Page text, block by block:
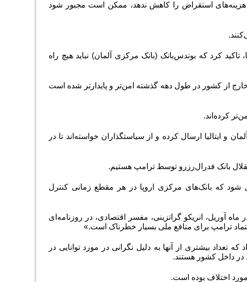
هزینه‌‌‌های استقراض را کاهش ندهد، ممکن است مجبور شود
تاکید کرد که بوندس‌‌‌بانک (بانک مرکزی آلمان) نباید هیچ راه
خارج از کشور در طول دهه گذشته امن‌‌‌تر و پایدارتر شده است
کرده‌‌‌اند.
و ایتالیا ارسال کرده و از سیاستگذاران خواسته‌‌‌اند تا در
بانک فدرال‌‌‌رزرو توسط ترامپ هستیم.
شود که بانک‌های مرکزی اروپا در هر مقطع زمانی کنترل
آوریل، انریکو گراتزینی، مفسر اقتصادی، در روزنامه‌‌‌ای
از بیش از ۷۰ بانک مرکزی نشان داد که تعداد بیشتری از آنها به دلیل نگرانی در مورد توانایی در
داخل کشور هستند.
اختلاف بوده است.